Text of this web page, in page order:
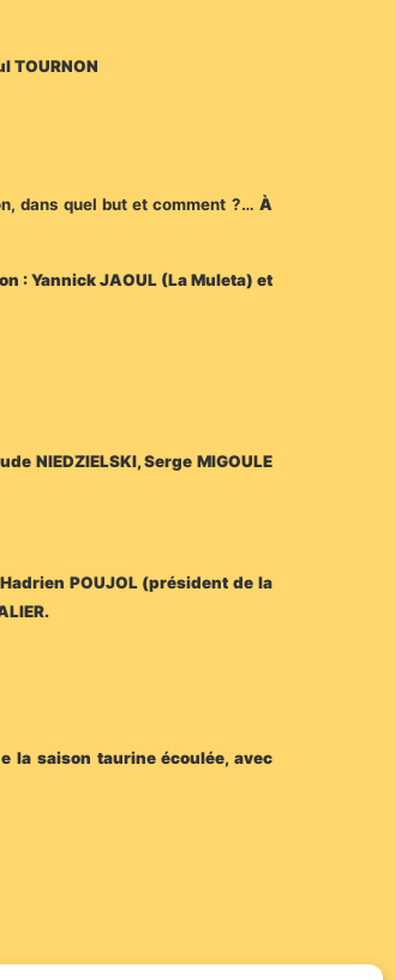
TOURNON
dans quel but et comment ?… À
: Yannick JAOUL (La Muleta) et
NIEDZIELSKI, Serge MIGOULE
POUJOL (président de la
la saison taurine écoulée,avec